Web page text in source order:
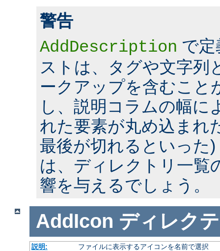
警告
AddDescription で
ストは、タグや文字列
ークアップを含むこと
し、説明コラムの幅に
れた要素が丸め込まれ
最後が切れるといった
は、ディレクトリ一覧
響を与えるでしょう。
AddIcon ディレク
説明:
ファイルに表示するアイコンを名前で選択